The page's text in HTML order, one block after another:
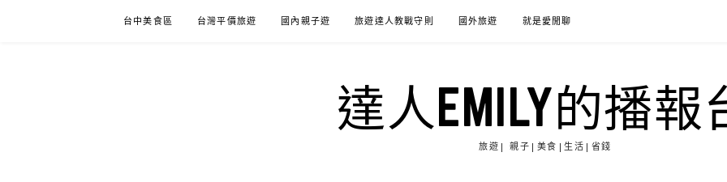
台中美食區 台灣平價旅遊 國內親子遊 旅遊達人教戰守則 國外旅遊 就是愛閒聊
達人EMILY的播報
旅遊| 親子|美食|生活|省錢